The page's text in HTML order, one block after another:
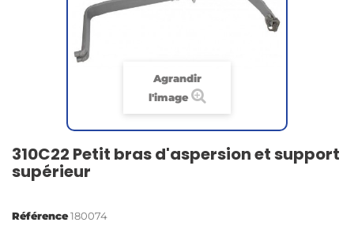
Agrandir
l'image
310C22 Petit bras d'aspersion et support
supérieur
Référence180074